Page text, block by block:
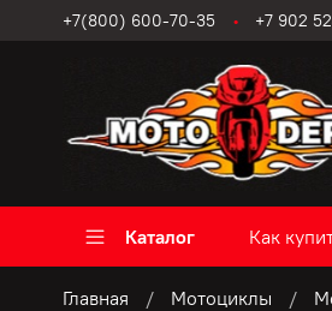
+7(800) 600-70-35 +7 902
Каталог Как
Главная Мотоциклы